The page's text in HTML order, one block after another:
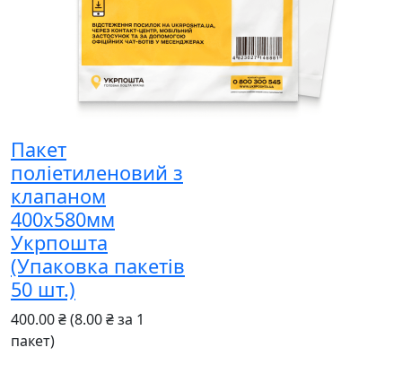
Пакет
поліетиленовий з
клапаном
400x580мм
Укрпошта
(Упаковка пакетів
50 шт.)
400.00 ₴(8.00 ₴ за 1
пакет)